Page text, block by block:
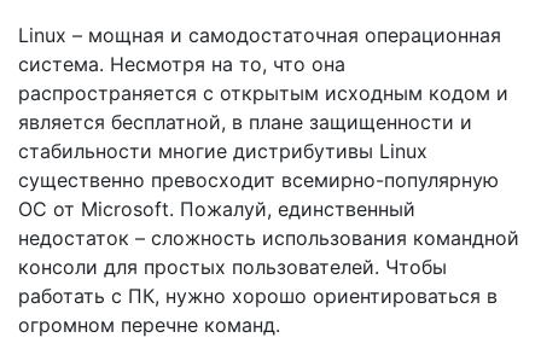
Linux – мощная и самодостаточная операционная
система. Несмотря на то, что она
распространяется с открытым исходным кодом и
является бесплатной, в плане защищенности и
стабильности многие дистрибутивы Linux
существенно превосходит всемирно-популярную
ОС от Microsoft. Пожалуй, единственный
недостаток – сложность использования командной
консоли для простых пользователей. Чтобы
работать с ПК, нужно хорошо ориентироваться в
огромном перечне команд.